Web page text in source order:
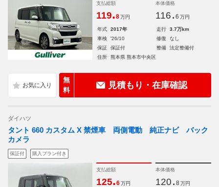
支払総額
119.8 万円
本体価格
116. 6 万円
年式 2017年 走行
3.7万km
車検
'26/10 修復
なし
保証
保証付 整備
法定整備付
住所
熊本県 熊本市中央区
無
料
見積もり・在庫確認
ダイハツ
タント 660 カスタム X 禁煙車 両側電動 純正ナビ バック
カメラ
保証付 購入プラン付き
支払総額
125.6 万円
本体価格
120. 8 万円